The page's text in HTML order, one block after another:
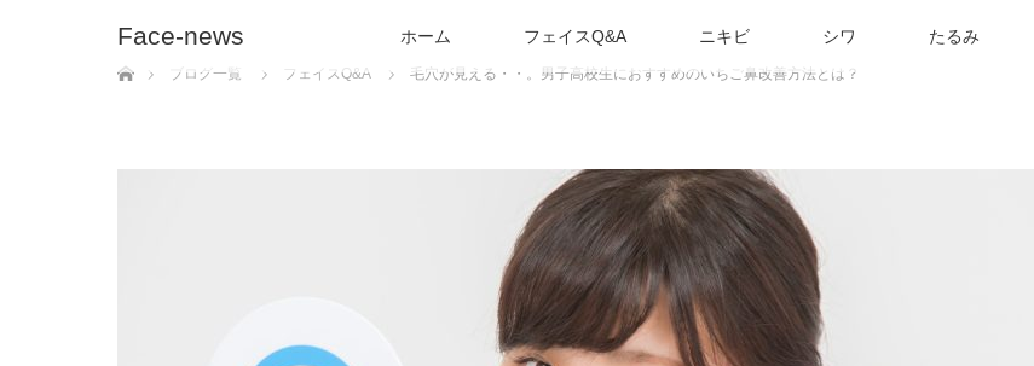
Face-news ホーム フェイスQ&A ニキビ シワ たるみ
ホーム
ブログ一覧
フェイスQ&A 毛穴が見える・・。男子高校生におすすめのいちご鼻改善方法とは？